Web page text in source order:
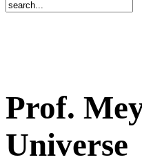
Prof.
Universe